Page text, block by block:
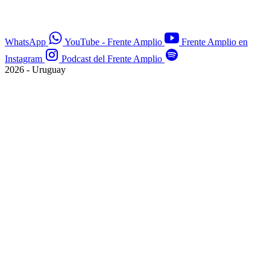
WhatsApp YouTube - Frente Amplio
Frente Amplio en
Instagram
Podcast del Frente Amplio
2026 - Uruguay